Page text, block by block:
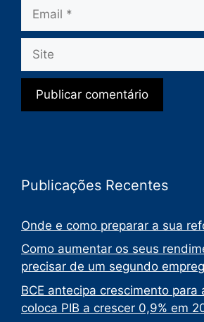
Publicações Recentes
Onde e como preparar a sua
Como aumentar os seus
precisar de um segundo
BCE antecipa crescimento para
coloca PIB a crescer 0,9% em